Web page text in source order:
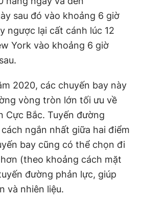
sau đó vào khoảng 6 giờ
ngược lại cất cánh lúc 12
York vào khoảng 6 giờ
2020, các chuyến bay này
vòng tròn lớn tối ưu về
Cực Bắc. Tuyến đường
ngắn nhất giữa hai điểm
bay cũng có thể chọn đi
(theo khoảng cách mặt
đường phản lực, giúp
và nhiên liệu.